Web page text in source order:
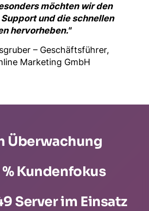
möchten wir den
und die schnellen
hervorheben."
– Geschäftsführer,
Marketing GmbH
Überwachung
Kundenfokus
Server im Einsatz